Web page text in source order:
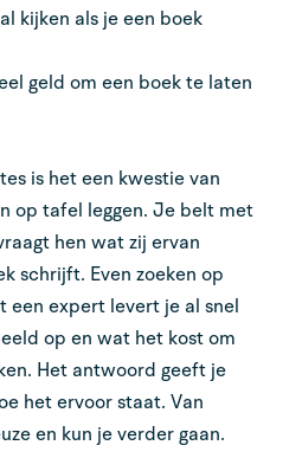
kijken als je een boek
geld om een boek te laten
is het een kwestie van
op tafel leggen. Je belt met
hen wat zij ervan
schrijft. Even zoeken op
een expert levert je al snel
op en wat het kost om
Het antwoord geeft je
het ervoor staat. Van
en kun je verder gaan.